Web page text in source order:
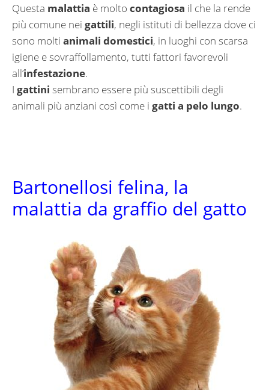
Questa malattia è molto contagiosa il che la rende
più comune nei gattili, negli istituti di bellezza dove ci
sono molti animali domestici, in luoghi con scarsa
igiene e sovraffollamento, tutti fattori favorevoli
all’infestazione.
I gattini sembrano essere più suscettibili degli
animali più anziani così come i gatti a pelo lungo.
Bartonellosi felina, la
malattia da graffio del gatto